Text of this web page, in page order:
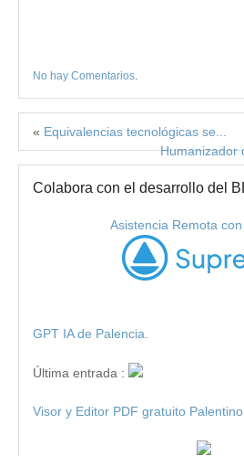
No hay Comentarios.
« Equivalencias tecnológicas se...
Humanizador
Colabora con el desarrollo del
Asistencia Remota
GPT IA de Palencia.
Última entrada :
Visor y Editor PDF gratuito